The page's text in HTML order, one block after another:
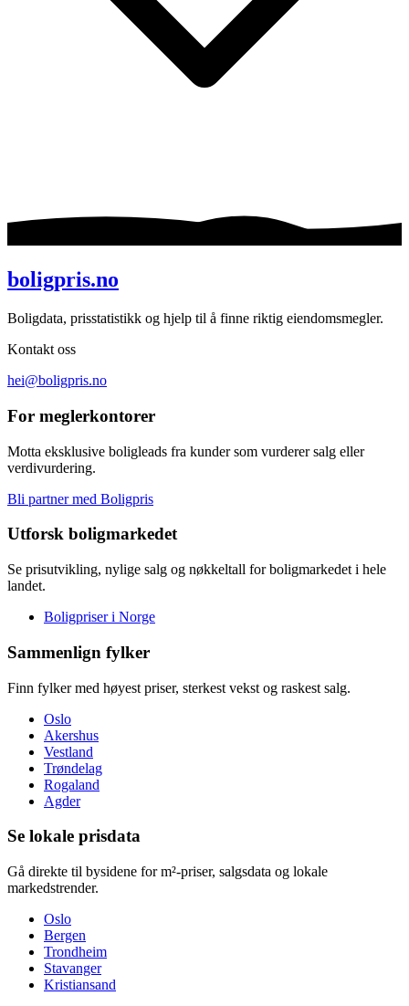
boligpris.no
Boligdata, prisstatistikk og hjelp til å finne riktig eiendomsmegler.
Kontakt oss
hei@boligpris.no
For meglerkontorer
Motta eksklusive boligleads fra kunder som vurderer salg eller
verdivurdering.
Bli partner med Boligpris
Utforsk boligmarkedet
Se prisutvikling, nylige salg og nøkkeltall for boligmarkedet i hele
landet.
Boligpriser i Norge
Sammenlign fylker
Finn fylker med høyest priser, sterkest vekst og raskest salg.
Oslo
Akershus
Vestland
Trøndelag
Rogaland
Agder
Se lokale prisdata
Gå direkte til bysidene for m²-priser, salgsdata og lokale
markedstrender.
Oslo
Bergen
Trondheim
Stavanger
Kristiansand